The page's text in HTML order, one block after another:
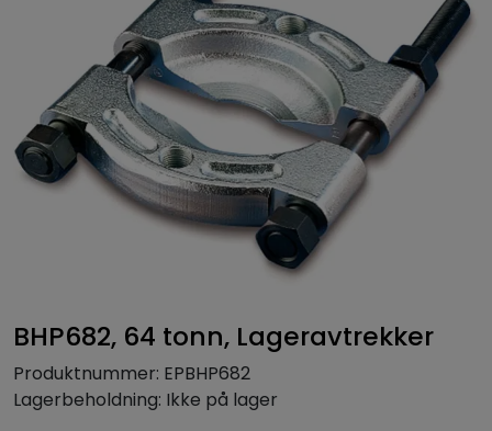
BHP682, 64 tonn, Lageravtrekker
Produktnummer: EPBHP682
Lagerbeholdning: Ikke på lager
Vis priserinkl. mva.